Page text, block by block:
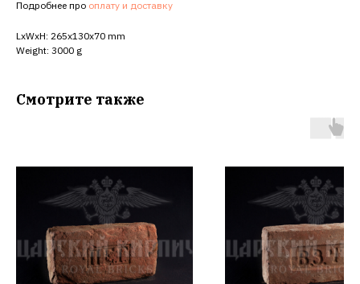
Подробнее про оплату и доставку
LxWxH: 265x130x70 mm
Weight: 3000 g
Смотрите также